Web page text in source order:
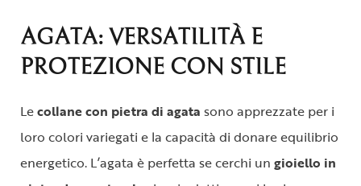
AGATA: VERSATILITÀ E
PROTEZIONE CON STILE
Lecollane con pietra di agata sono apprezzate per i
loro colori variegati e la capacità di donare equilibrio
energetico. L’agata è perfetta se cerchi un gioiello in